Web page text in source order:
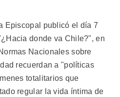
Episcopal publicó el día 7
donde va Chile?", en
Nacionales sobre
recuerdan a "políticas
totalitarios que
regular la vida íntima de